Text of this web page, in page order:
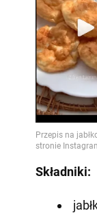
Składniki: